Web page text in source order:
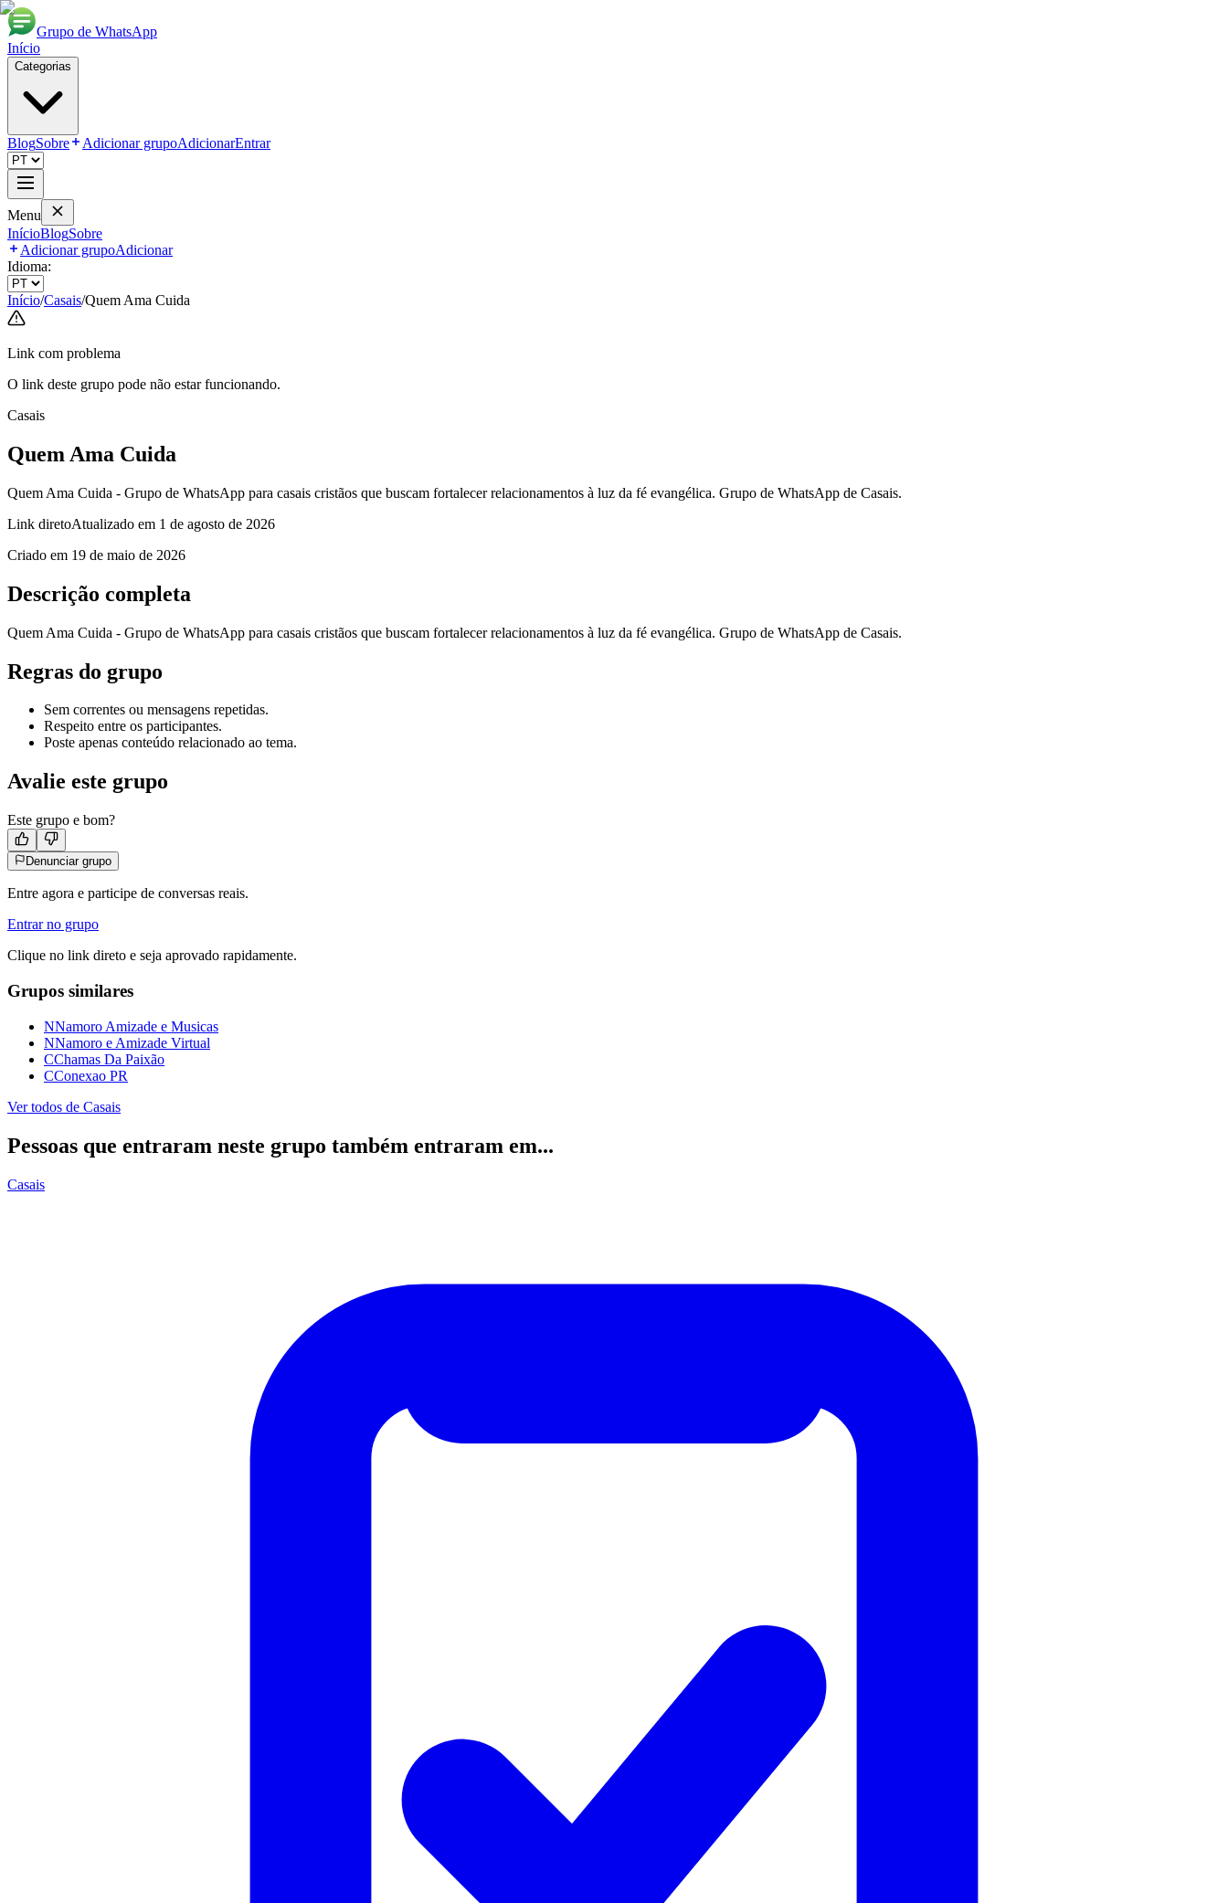
Grupo de WhatsApp
Início
Categorias
BlogSobre Adicionar grupoAdicionarEntrar
Menu
InícioBlogSobre
Adicionar grupoAdicionar
Idioma:
Início/Casais/Quem Ama Cuida
Link com problema
O link deste grupo pode não estar funcionando.
Casais
Quem Ama Cuida
Quem Ama Cuida - Grupo de WhatsApp para casais cristãos que buscam fortalecer relacionamentos à luz da fé evangélica. Grupo de WhatsApp de Casais.
Link diretoAtualizado em 1 de agosto de 2026
Criado em 19 de maio de 2026
Descrição completa
Quem Ama Cuida - Grupo de WhatsApp para casais cristãos que buscam fortalecer relacionamentos à luz da fé evangélica. Grupo de WhatsApp de Casais.
Regras do grupo
Sem correntes ou mensagens repetidas.
Respeito entre os participantes.
Poste apenas conteúdo relacionado ao tema.
Avalie este grupo
Este grupo e bom?
Denunciar grupo
Entre agora e participe de conversas reais.
Entrar no grupo
Clique no link direto e seja aprovado rapidamente.
Grupos similares
NNamoro Amizade e Musicas
NNamoro e Amizade Virtual
CChamas Da Paixão
CConexao PR
Ver todos de Casais
Pessoas que entraram neste grupo também entraram em...
Casais